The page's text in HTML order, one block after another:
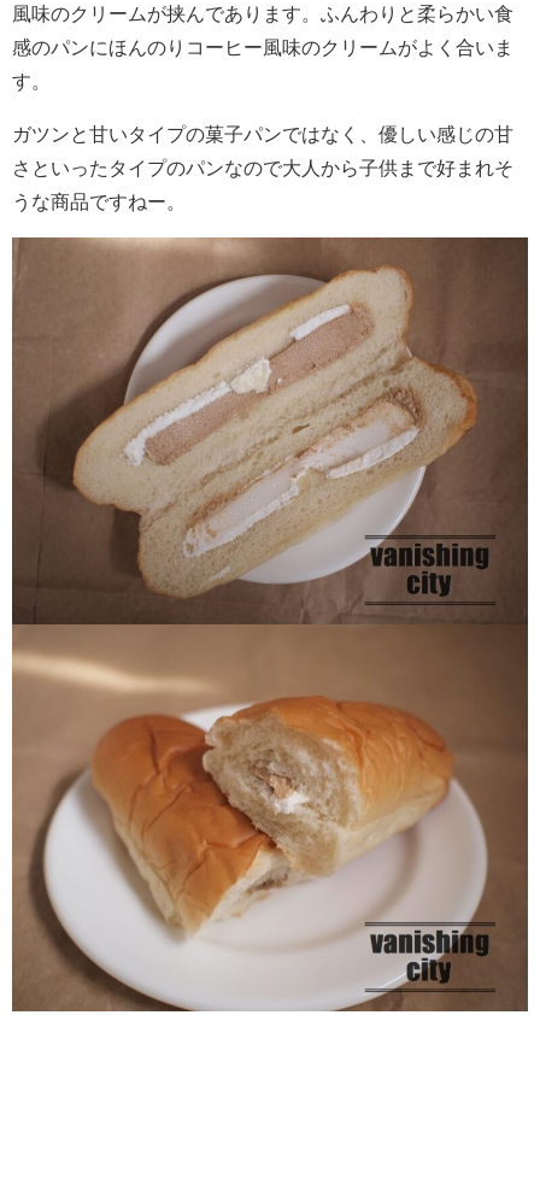
風味のクリームが挟んであります。ふんわりと柔らかい食
感のパンにほんのりコーヒー風味のクリームがよく合いま
す。
ガツンと甘いタイプの菓子パンではなく、優しい感じの甘
さといったタイプのパンなので大人から子供まで好まれそ
うな商品ですねー。